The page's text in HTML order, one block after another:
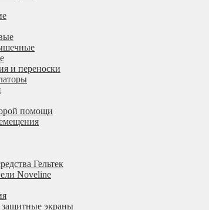
и переноски
помощи
Гельтек
Noveline
защитные экраны